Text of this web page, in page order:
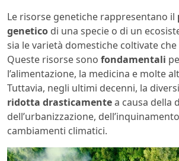
Le risorse genetiche rappresentano il
genetico di una specie o di un
sia le varietà domestiche coltivate
Queste risorse sono fondamentali
l’alimentazione, la medicina e molte
Tuttavia, negli ultimi decenni, la
ridotta drasticamentea causa della
dell’urbanizzazione,
cambiamenti climatici.